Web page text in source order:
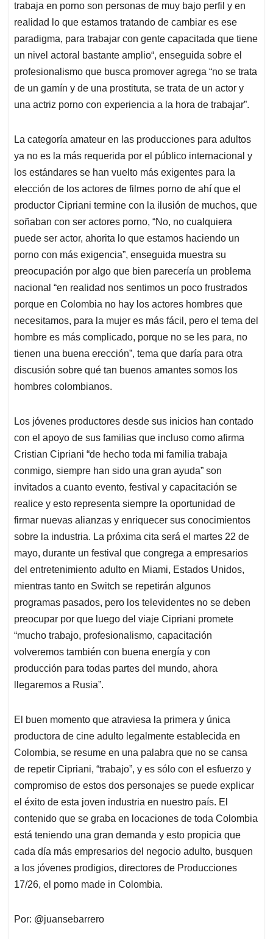
trabaja en porno son personas de muy bajo perfil y en
realidad lo que estamos tratando de cambiar es ese
paradigma, para trabajar con gente capacitada que tiene
un nivel actoral bastante amplio“, enseguida sobre el
profesionalismo que busca promover agrega “no se trata
de un gamín y de una prostituta, se trata de un actor y
una actriz porno con experiencia a la hora de trabajar”.
La categoría amateur en las producciones para adultos
ya no es la más requerida por el público internacional y
los estándares se han vuelto más exigentes para la
elección de los actores de filmes porno de ahí que el
productor Cipriani termine con la ilusión de muchos, que
soñaban con ser actores porno, “No, no cualquiera
puede ser actor, ahorita lo que estamos haciendo un
porno con más exigencia”, enseguida muestra su
preocupación por algo que bien parecería un problema
nacional “en realidad nos sentimos un poco frustrados
porque en Colombia no hay los actores hombres que
necesitamos, para la mujer es más fácil, pero el tema del
hombre es más complicado, porque no se les para, no
tienen una buena erección”, tema que daría para otra
discusión sobre qué tan buenos amantes somos los
hombres colombianos.
Los jóvenes productores desde sus inicios han contado
con el apoyo de sus familias que incluso como afirma
Cristian Cipriani “de hecho toda mi familia trabaja
conmigo, siempre han sido una gran ayuda” son
invitados a cuanto evento, festival y capacitación se
realice y esto representa siempre la oportunidad de
firmar nuevas alianzas y enriquecer sus conocimientos
sobre la industria. La próxima cita será el martes 22 de
mayo, durante un festival que congrega a empresarios
del entretenimiento adulto en Miami, Estados Unidos,
mientras tanto en Switch se repetirán algunos
programas pasados, pero los televidentes no se deben
preocupar por que luego del viaje Cipriani promete
“mucho trabajo, profesionalismo, capacitación
volveremos también con buena energía y con
producción para todas partes del mundo, ahora
llegaremos a Rusia”.
El buen momento que atraviesa la primera y única
productora de cine adulto legalmente establecida en
Colombia, se resume en una palabra que no se cansa
de repetir Cipriani, “trabajo”, y es sólo con el esfuerzo y
compromiso de estos dos personajes se puede explicar
el éxito de esta joven industria en nuestro país. El
contenido que se graba en locaciones de toda Colombia
está teniendo una gran demanda y esto propicia que
cada día más empresarios del negocio adulto, busquen
a los jóvenes prodigios, directores de Producciones
17/26, el porno made in Colombia.
Por: @juansebarrero